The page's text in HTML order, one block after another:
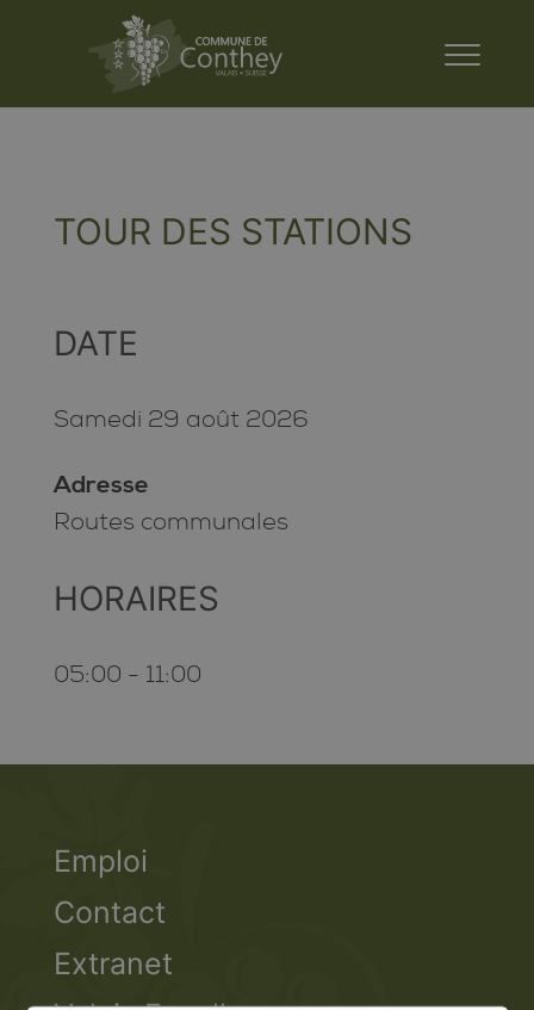
TOUR DES STATIONS
DATE
Samedi 29 août 2026
Adresse
Routes communales
HORAIRES
05:00 - 11:00
Emploi
Contact
Extranet